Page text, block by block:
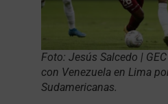
Foto: Jesús Salcedo |
con Venezuela en Lima
Sudamericanas.